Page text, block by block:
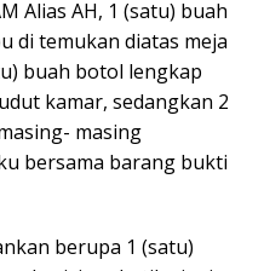
Alias AH, 1 (satu) buah
di temukan diatas meja
buah botol lengkap
kamar, sedangkan 2
masing
bersama barang bukti
berupa 1 (satu)